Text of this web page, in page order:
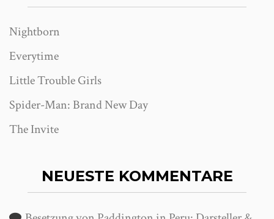
Nightborn
Everytime
Little Trouble Girls
Spider-Man: Brand New Day
The Invite
NEUESTE KOMMENTARE